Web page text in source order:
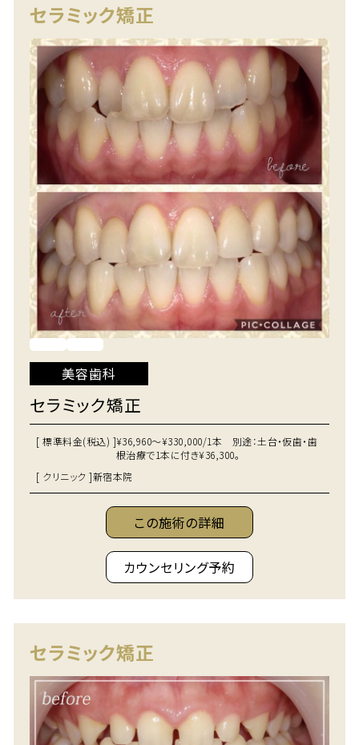
セラミック矯正
美容歯科
セラミック矯正
[ 標準料金(税込) ]¥36,960～¥330,000/1本 別途：土台・仮歯・歯
根治療で1本に付き¥36,300。
[ クリニック ]新宿本院
この施術の詳細
カウンセリング予約
セラミック矯正